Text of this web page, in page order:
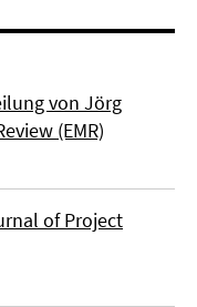
von Jörg
(EMR)
of Project